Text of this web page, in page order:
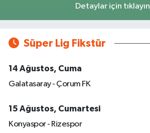
Detaylar için tıklayın
Süper Lig Fikstür
14 Ağustos, Cuma
Galatasaray - Çorum FK
15 Ağustos, Cumartesi
Konyaspor - Rizespor